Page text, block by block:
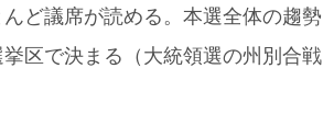
ど議席が読める。本選全体の趨勢
区で決まる（大統領選の州別合戦